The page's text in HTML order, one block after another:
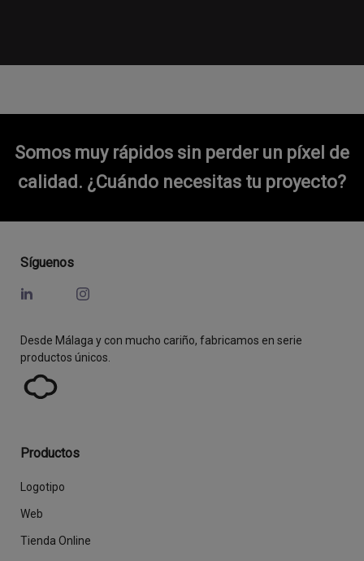
Somos muy rápidos sin perder un píxel de
calidad. ¿Cuándo necesitas tu proyecto?
Síguenos
Desde Málaga y con mucho cariño, fabricamos en serie
productos únicos.
Productos
Logotipo
Web
Tienda Online